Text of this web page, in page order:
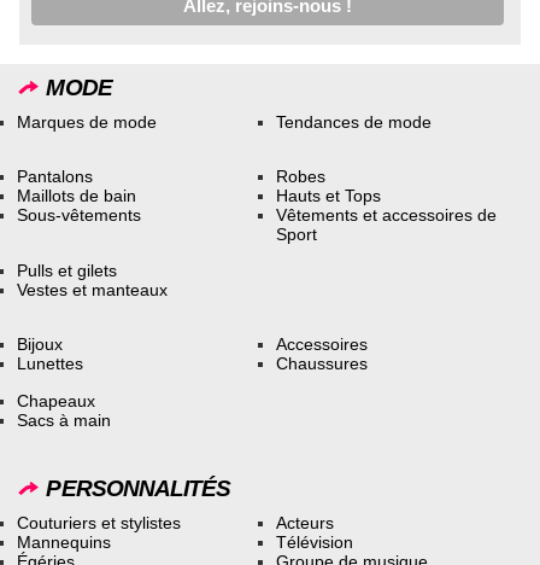
MODE
Marques de mode Tendances de mode
Pantalons
Maillots de bain
Sous-vêtements
Robes
Hauts et Tops
Vêtements et accessoires de
Sport
Pulls et gilets
Vestes et manteaux
Bijoux
Lunettes
Accessoires
Chaussures
Chapeaux
Sacs à main
PERSONNALITÉS
Couturiers et stylistes
Mannequins
Acteurs
Télévision